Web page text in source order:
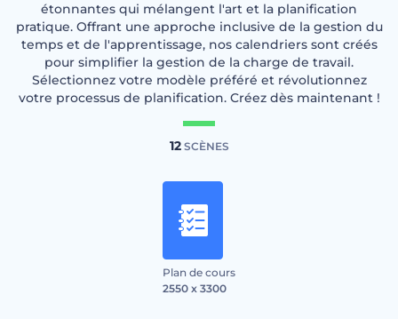
étonnantes qui mélangent l'art et la planification
pratique. Offrant une approche inclusive de la gestion du
temps et de l'apprentissage, nos calendriers sont créés
pour simplifier la gestion de la charge de travail.
Sélectionnez votre modèle préféré et révolutionnez
votre processus de planification. Créez dès maintenant !
12SCÈNES
Plan de cours
2550 x 3300